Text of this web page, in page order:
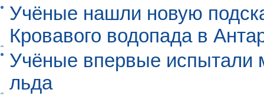
Учёные нашли новую
Кровавого водопада в
Учёные впервые испытали
льда